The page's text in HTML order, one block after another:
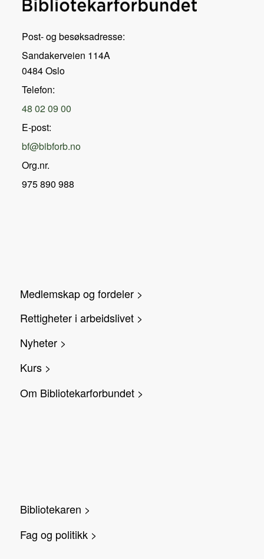
Post- og besøksadresse:
Sandakerveien 114A
0484 Oslo
Telefon:
48 02 09 00
E-post:
bf@bibforb.no
Org.nr.
975 890 988
Medlemskap og fordeler >
Rettigheter i arbeidslivet >
Nyheter >
Kurs >
Om Bibliotekarforbundet >
Bibliotekaren >
Fag og politikk >